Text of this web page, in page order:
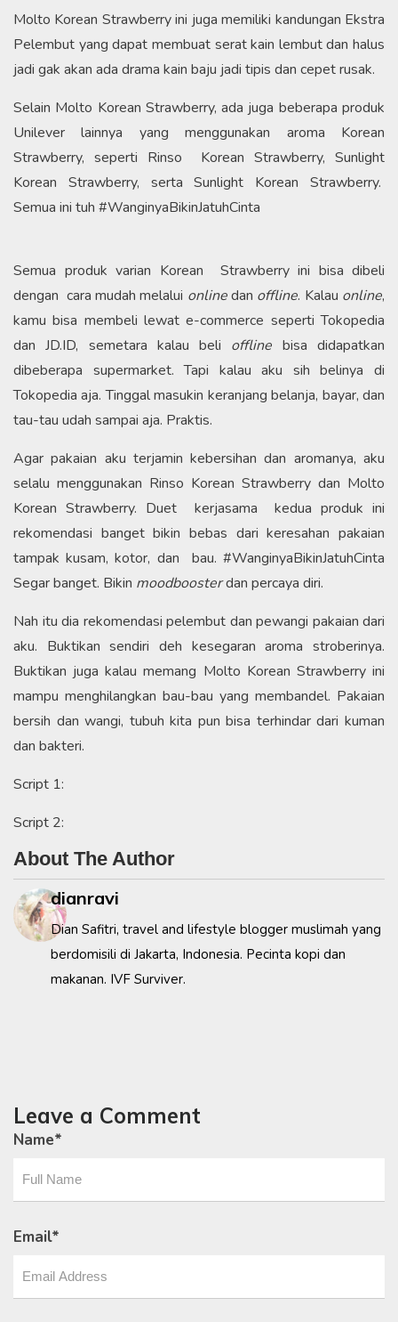
Molto Korean Strawberry ini juga memiliki kandungan Ekstra
Pelembut yang dapat membuat serat kain lembut dan halus
jadi gak akan ada drama kain baju jadi tipis dan cepet rusak.
Selain Molto Korean Strawberry, ada juga beberapa produk
Unilever lainnya yang menggunakan aroma Korean
Strawberry, seperti Rinso Korean Strawberry, Sunlight
Korean Strawberry, serta Sunlight Korean Strawberry.
Semua ini tuh #WanginyaBikinJatuhCinta
Semua produk varian Korean Strawberry ini bisa dibeli
dengan cara mudah melalui onlinedan offline. Kalau online,
kamu bisa membeli lewat e-commerce seperti Tokopedia
dan JD.ID, semetara kalau beli offline bisa didapatkan
dibeberapa supermarket. Tapi kalau aku sih belinya di
Tokopedia aja. Tinggal masukin keranjang belanja, bayar, dan
tau-tau udah sampai aja. Praktis.
Agar pakaian aku terjamin kebersihan dan aromanya, aku
selalu menggunakan Rinso Korean Strawberry dan Molto
Korean Strawberry. Duet kerjasama kedua produk ini
rekomendasi banget bikin bebas dari keresahan pakaian
tampak kusam, kotor, dan bau. #WanginyaBikinJatuhCinta
Segar banget. Bikin moodboosterdan percaya diri.
Nah itu dia rekomendasi pelembut dan pewangi pakaian dari
aku. Buktikan sendiri deh kesegaran aroma stroberinya.
Buktikan juga kalau memang Molto Korean Strawberry ini
mampu menghilangkan bau-bau yang membandel. Pakaian
bersih dan wangi, tubuh kita pun bisa terhindar dari kuman
dan bakteri.
Script 1:
Script 2:
About The Author
dianravi
Dian Safitri, travel and lifestyle blogger muslimah yang
berdomisili di Jakarta, Indonesia. Pecinta kopi dan
makanan. IVF Surviver.
Leave a Comment
Name*
Email*